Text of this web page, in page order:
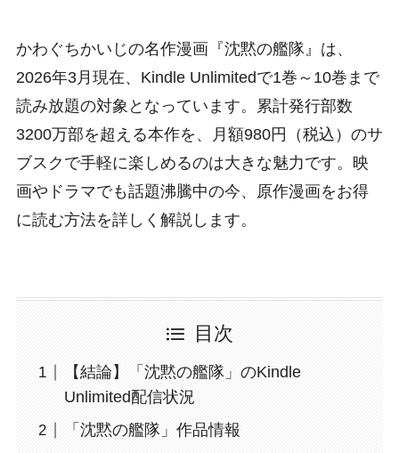
かわぐちかいじの名作漫画『沈黙の艦隊』は、
2026年3月現在、Kindle Unlimitedで1巻～10巻まで
読み放題の対象となっています。累計発行部数
3200万部を超える本作を、月額980円（税込）のサ
ブスクで手軽に楽しめるのは大きな魅力です。映
画やドラマでも話題沸騰中の今、原作漫画をお得
に読む方法を詳しく解説します。
目次
【結論】「沈黙の艦隊」のKindle
Unlimited配信状況
「沈黙の艦隊」作品情報